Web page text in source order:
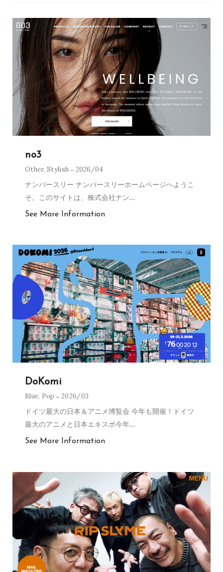
no3
Other,Stylish 2026/04
ナンバースリー ナンバースリーホームページへようこ
そ。このサイトは、株式会社ナン…
See More Information
DoKomi
Blue, Pop 2026/03
ドイツ最大の日本＆アニメ博覧会 今年も開催！ドイツ
最大のアニメと日本エキスポ今年…
See More Information